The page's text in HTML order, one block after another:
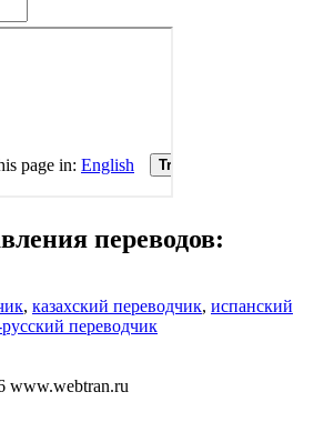
переводов:
, казахский переводчик, испанский
переводчик
www.webtran.ru